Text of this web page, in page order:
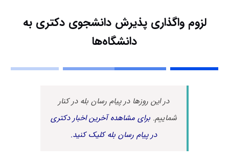
لزوم واگذاری پذیرش دانشجوی دکتری به
دانشگاه‌ها
در این روزها در پیام رسان بله در کنار
شماییم.برای مشاهده آخرین اخبار دکتری
در پیام رسان بله کلیک کنید.